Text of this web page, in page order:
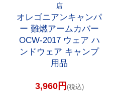
店
オレゴニアンキャンパ
ー 難燃アームカバー
OCW-2017 ウェア ハ
ンドウェア キャンプ
用品
3,960円 (税込)